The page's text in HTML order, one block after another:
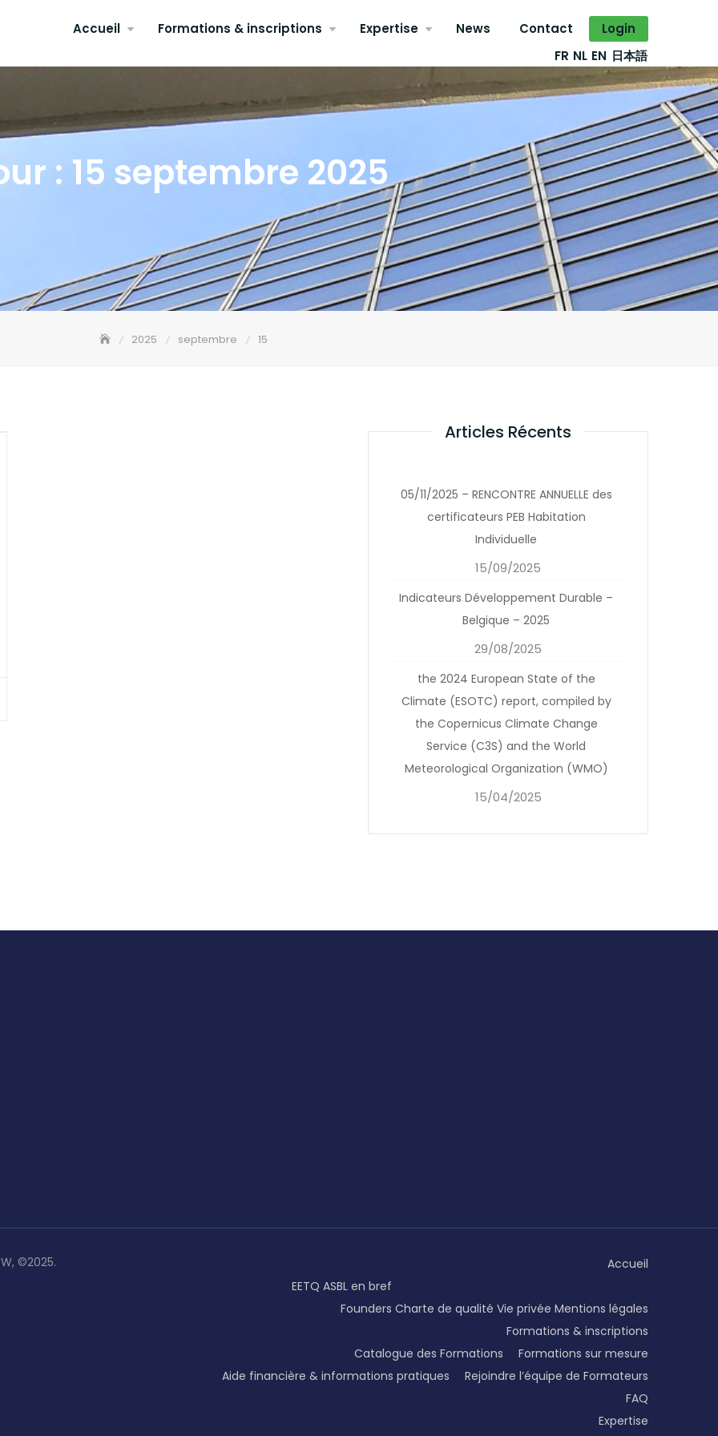
Accueil Formations & inscriptions Expertise News Contact
Login
FR NL EN 日本語
: 15 septembre 2025
2025 septembre 15
Articles Récents
05/11/2025 – RENCONTRE ANNUELLE des
certificateurs PEB Habitation
Individuelle
15/09/2025
Indicateurs Développement Durable –
Belgique – 2025
29/08/2025
the 2024 European State of the
Climate (ESOTC) report, compiled by
the Copernicus Climate Change
Service (C3S) and the World
Meteorological Organization (WMO)
15/04/2025
©2025.
Accueil
EETQ ASBL en bref
Founders Charte de qualité Vie privée Mentions légales
Formations & inscriptions
Catalogue des Formations
Formations sur mesure
Aide financière & informations pratiques
Rejoindre l’équipe de Formateurs
FAQ
Expertise